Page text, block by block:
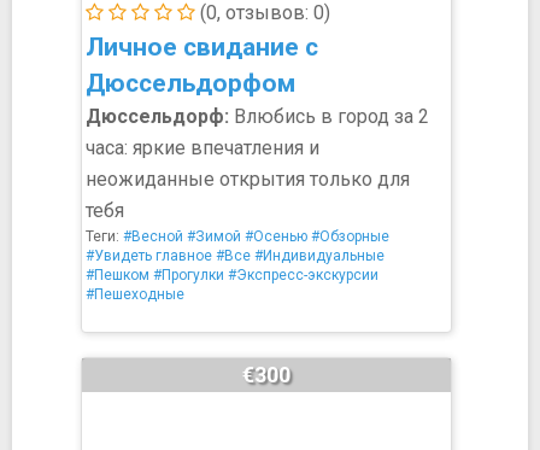
(0, отзывов: 0)
Личное свидание с
Дюссельдорфом
Дюссельдорф: Влюбись в город за 2
часа: яркие впечатления и
неожиданные открытия только для
тебя
Теги: #Весной #Зимой #Осенью #Обзорные
#Увидеть главное #Все #Индивидуальные
#Пешком #Прогулки #Экспресс-экскурсии
#Пешеходные
€300